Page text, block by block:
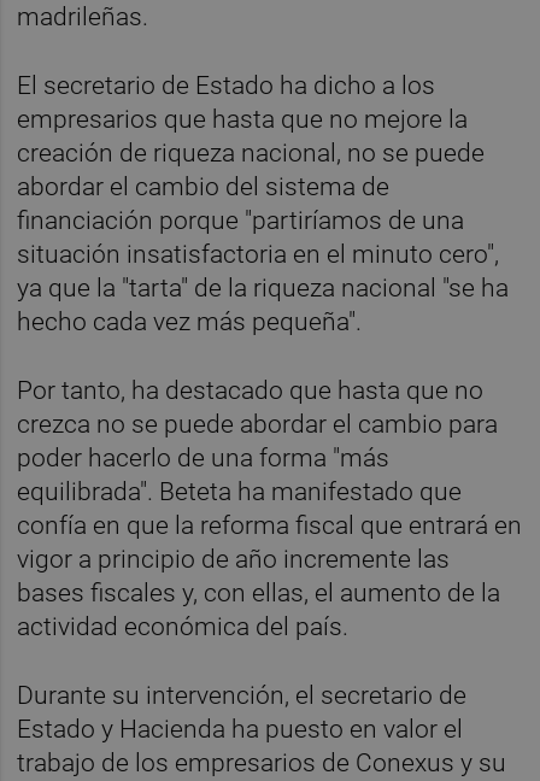
madrileñas.
El secretario de Estado ha dicho a los
empresarios que hasta que no mejore la
creación de riqueza nacional, no se puede
abordar el cambio del sistema de
financiación porque "partiríamos de una
situación insatisfactoria en el minuto cero",
ya que la "tarta" de la riqueza nacional "se ha
hecho cada vez más pequeña".
Por tanto, ha destacado que hasta que no
crezca no se puede abordar el cambio para
poder hacerlo de una forma "más
equilibrada". Beteta ha manifestado que
confía en que la reforma fiscal que entrará en
vigor a principio de año incremente las
bases fiscales y, con ellas, el aumento de la
actividad económica del país.
Durante su intervención, el secretario de
Estado y Hacienda ha puesto en valor el
trabajo de los empresarios de Conexus y su